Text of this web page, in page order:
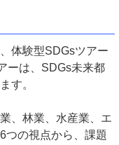
体験型SDGsツアー
ーは、SDGs未来都
す。
、林業、水産業、エ
つの視点から、課題